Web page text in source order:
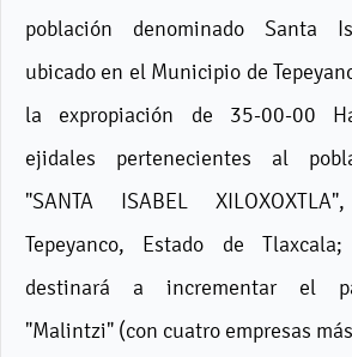
población denominado Santa
ubicado en el Municipio de
la expropiación de 35-00-00
ejidales pertenecientes al
"SANTA ISABEL
Tepeyanco, Estado de
destinará a incrementar el
"Malintzi" (con cuatro empresas